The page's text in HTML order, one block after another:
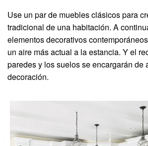
Use un par de muebles clásicos para
tradicional de una habitación. A
elementos decorativos
un aire más actual a la estancia. Y el
paredes y los suelos se encargarán de
decoración.